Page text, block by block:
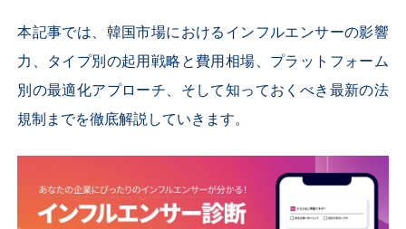
本記事では、韓国市場におけるインフルエンサーの影響
力、タイプ別の起用戦略と費用相場、プラットフォーム
別の最適化アプローチ、そして知っておくべき最新の法
規制までを徹底解説していきます。